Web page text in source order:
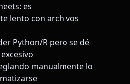
es
lento con archivos
Python/R pero se dé
manualmente lo